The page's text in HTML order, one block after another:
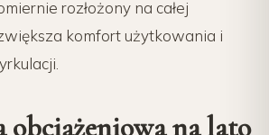
rozłożony na całej
komfort użytkowania i
obciążeniowa na lato